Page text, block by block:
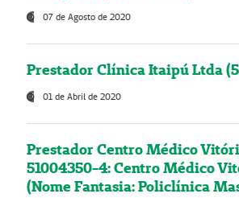
07 de Agosto de 2020
Prestador Clínica Itaipú Ltda
01 de Abril de 2020
Prestador Centro Médico
51004350-4: Centro Médico
(Nome Fantasia: Policlínica